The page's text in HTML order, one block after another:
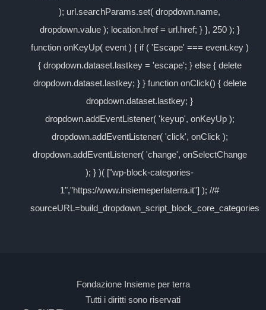
); url.searchParams.set( dropdown.name,
dropdown.value ); location.href = url.href; } }, 250 ); }
function onKeyUp( event ) { if ( 'Escape' === event.key )
{ dropdown.dataset.lastkey = 'escape'; } else { delete
dropdown.dataset.lastkey; } } function onClick() { delete
dropdown.dataset.lastkey; }
dropdown.addEventListener( 'keyup', onKeyUp );
dropdown.addEventListener( 'click', onClick );
dropdown.addEventListener( 'change', onSelectChange
); } )( ["wp-block-categories-
1","https://www.insiemeperlaterra.it"] ); //#
sourceURL=build_dropdown_script_block_core_categories
Fondazione Insieme per terra
Tutti i diritti sono riservati